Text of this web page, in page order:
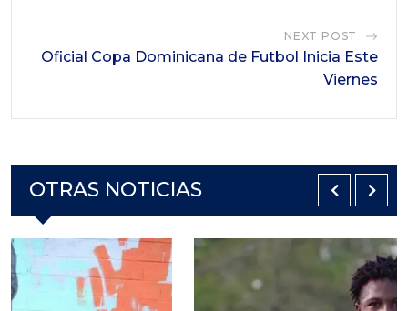
NEXT POST
Oficial Copa Dominicana de Futbol Inicia Este
Viernes
OTRAS NOTICIAS